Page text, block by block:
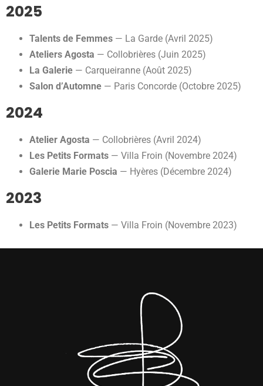
2025
Talents de Femmes — La Garde (Avril 2025)
Ateliers Agosta — Collobrières (Juin 2025)
La Galerie — Carqueiranne (Août 2025)
Salon d’Automne — Paris Concorde (Octobre 2025)
2024
Atelier Agosta — Collobrières (Avril 2024)
Les Petits Formats — Villa Froin (Novembre 2024)
Galerie Marie Poscia — Hyères (Décembre 2024)
2023
Les Petits Formats — Villa Froin (Novembre 2023)